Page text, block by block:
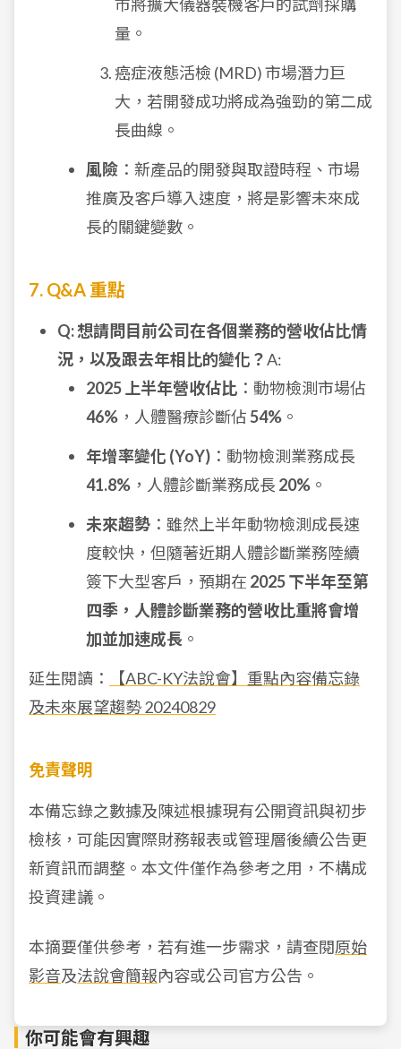
市將擴大儀器裝機客戶的試劑採購
量。
癌症液態活檢 (MRD) 市場潛力巨
大，若開發成功將成為強勁的第二成
長曲線。
風險 ：新產品的開發與取證時程、市場
推廣及客戶導入速度，將是影響未來成
長的關鍵變數。
7. Q&A 重點
Q: 想請問目前公司在各個業務的營收佔比情
況，以及跟去年相比的變化？A:
2025 上半年營收佔比 ：動物檢測市場佔
46% ，人體醫療診斷佔54% 。
年增率變化 (YoY) ：動物檢測業務成長
41.8% ，人體診斷業務成長 20% 。
未來趨勢 ：雖然上半年動物檢測成長速
度較快，但隨著近期人體診斷業務陸續
簽下大型客戶，預期在 2025 下半年至第
四季，人體診斷業務的營收比重將會增
加並加速成長 。
延生閱讀：
【ABC-KY法說會】重點內容備忘錄
及未來展望趨勢 20240829
免責聲明
本備忘錄之數據及陳述根據現有公開資訊與初步
檢核，可能因實際財務報表或管理層後續公告更
新資訊而調整。本文件僅作為參考之用，不構成
投資建議。
本摘要僅供參考，若有進一步需求，請查閱原始
影音及法說會簡報內容或公司官方公告。
你可能會有興趣